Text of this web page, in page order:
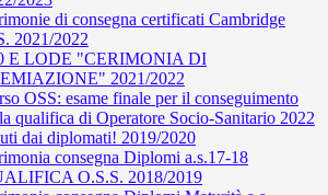
di consegna certificati Cambridge
2021/2022
E LODE "CERIMONIA DI
2021/2022
OSS: esame finale per il conseguimento
qualifica di Operatore Socio-Sanitario 2022
dai diplomati! 2019/2020
consegna Diplomi a.s.17-18
O.S.S. 2018/2019